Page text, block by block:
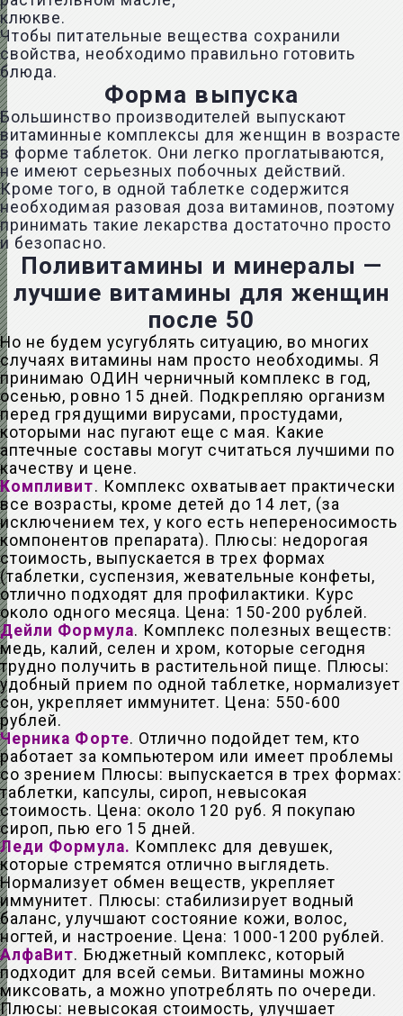
клюкве.
Чтобы питательные вещества сохранили
свойства, необходимо правильно готовить
блюда.
Форма выпуска
Большинство производителей выпускают
витаминные комплексы для женщин в возрасте
в форме таблеток. Они легко проглатываются,
не имеют серьезных побочных действий.
Кроме того, в одной таблетке содержится
необходимая разовая доза витаминов, поэтому
принимать такие лекарства достаточно просто
и безопасно.
Поливитамины и минералы —
лучшие витамины для женщин
после 50
Но не будем усугублять ситуацию, во многих
случаях витамины нам просто необходимы. Я
принимаю ОДИН черничный комплекс в год,
осенью, ровно 15 дней. Подкрепляю организм
перед грядущими вирусами, простудами,
которыми нас пугают еще с мая. Какие
аптечные составы могут считаться лучшими по
качеству и цене.
Компливит. Комплекс охватывает практически
все возрасты, кроме детей до 14 лет, (за
исключением тех, у кого есть непереносимость
компонентов препарата). Плюсы: недорогая
стоимость, выпускается в трех формах
(таблетки, суспензия, жевательные конфеты,
отлично подходят для профилактики. Курс
около одного месяца. Цена: 150-200 рублей.
Дейли Формула. Комплекс полезных веществ:
медь, калий, селен и хром, которые сегодня
трудно получить в растительной пище. Плюсы:
удобный прием по одной таблетке, нормализует
сон, укрепляет иммунитет. Цена: 550-600
рублей.
Черника Форте. Отлично подойдет тем, кто
работает за компьютером или имеет проблемы
со зрением Плюсы: выпускается в трех формах:
таблетки, капсулы, сироп, невысокая
стоимость. Цена: около 120 руб. Я покупаю
сироп, пью его 15 дней.
Леди Формула. Комплекс для девушек,
которые стремятся отлично выглядеть.
Нормализует обмен веществ, укрепляет
иммунитет. Плюсы: стабилизирует водный
баланс, улучшают состояние кожи, волос,
ногтей, и настроение. Цена: 1000-1200 рублей.
АлфаВит. Бюджетный комплекс, который
подходит для всей семьи. Витамины можно
миксовать, а можно употреблять по очереди.
Плюсы: невысокая стоимость, улучшает